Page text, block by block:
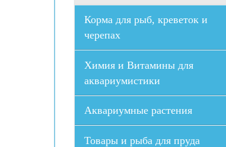
Корма для рыб, креветок и
черепах
Химия и Витамины для
аквариумистики
Аквариумные растения
Товары и рыба для пруда